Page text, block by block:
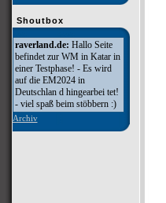
Shoutbox
raverland.de: Hallo Seite
befindet zur WM in Katar in
einer Testphase! - Es wird
auf die EM2024 in
Deutschlan d hingearbei tet!
- viel spaß beim stöbbern :)
Archiv